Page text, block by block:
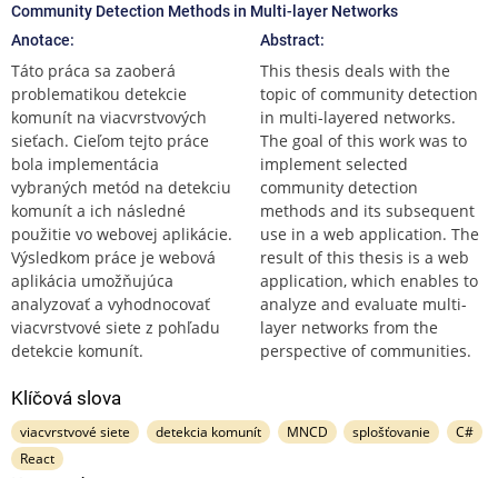
Community Detection Methods in Multi-layer Networks
Anotace:
Táto práca sa zaoberá
problematikou detekcie
komunít na viacvrstvových
sieťach. Cieľom tejto práce
bola implementácia
vybraných metód na detekciu
komunít a ich následné
použitie vo webovej aplikácie.
Výsledkom práce je webová
aplikácia umožňujúca
analyzovať a vyhodnocovať
viacvrstvové siete z pohľadu
detekcie komunít.
Abstract:
This thesis deals with the
topic of community detection
in multi-layered networks.
The goal of this work was to
implement selected
community detection
methods and its subsequent
use in a web application. The
result of this thesis is a web
application, which enables to
analyze and evaluate multi-
layer networks from the
perspective of communities.
Klíčová slova
viacvrstvové siete detekcia komunít MNCD splošťovanie
C#
React